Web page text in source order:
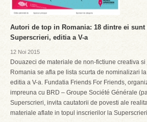
Autori de top in Romania: 18 dintre ei
Superscrieri, editia a V-a
12 Noi 2015
Douazeci de materiale de non-fictiune creativa
Romania se afla pe lista scurta de nominalizari
editia a V-a. Fundatia Friends For Friends,
impreuna cu BRD – Groupe Société Générale
Superscrieri, invita cautatorii de povesti ale
materiale aflate in topul inscrierilor la